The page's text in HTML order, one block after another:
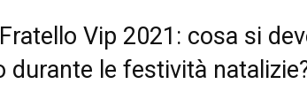
Vip 2021: cosa si
durante le festività